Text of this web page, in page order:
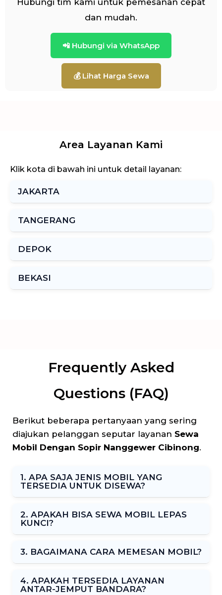
Hubungi tim kami untuk pemesanan cepat
dan mudah.
📲 Hubungi via WhatsApp
💰 Lihat Harga Sewa
Area Layanan Kami
Klik kota di bawah ini untuk detail layanan:
JAKARTA
TANGERANG
DEPOK
BEKASI
Frequently Asked
Questions (FAQ)
Berikut beberapa pertanyaan yang sering
diajukan pelanggan seputar layanan Sewa
Mobil Dengan Sopir Nanggewer Cibinong.
1. APA SAJA JENIS MOBIL YANG
TERSEDIA UNTUK DISEWA?
2. APAKAH BISA SEWA MOBIL LEPAS
KUNCI?
3. BAGAIMANA CARA MEMESAN MOBIL?
4. APAKAH TERSEDIA LAYANAN
ANTAR-JEMPUT BANDARA?